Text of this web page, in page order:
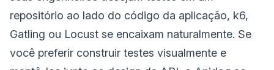
repositório ao lado do código da aplicação, k6,
Gatling ou Locust se encaixam naturalmente. Se
você preferir construir testes visualmente e